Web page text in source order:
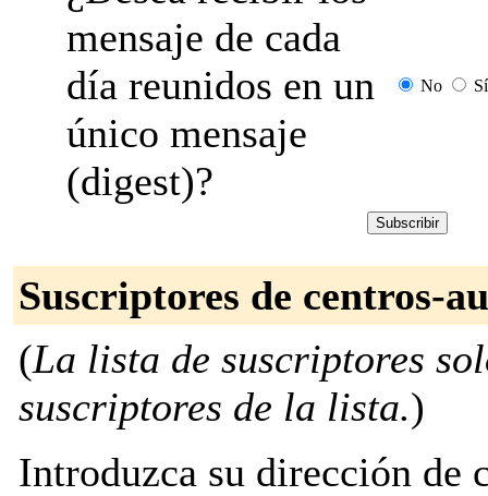
mensaje de cada
día reunidos en un
único mensaje
(digest)?
No Sí
Suscriptores de centros-
(La lista de suscriptores
suscriptores de la lista.)
Introduzca su dirección de